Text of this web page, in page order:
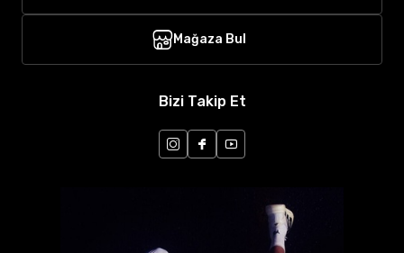
Mağaza Bul
Bizi Takip Et